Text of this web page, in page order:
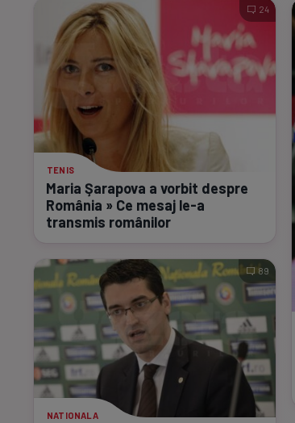
TENIS
Maria Şarapova a vorbit despre
România » Ce mesaj le-a
transmis românilor
24
NATIONALA
89